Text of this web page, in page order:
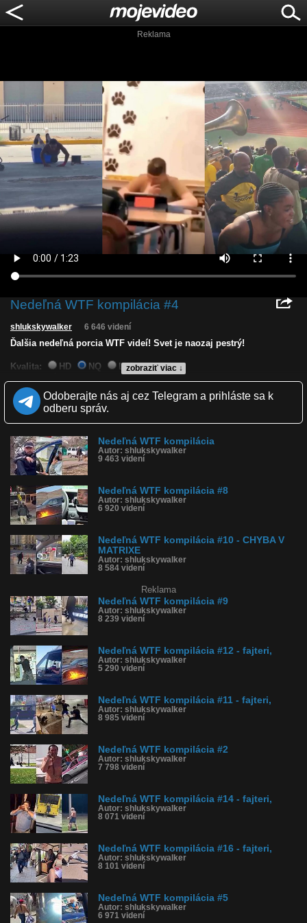
Reklama
Nedeľná WTF kompilácia #4
zobraziť viac ↓
shlukskywalker 6 646 videní
Ďalšia nedeľná porcia WTF videí! Svet je naozaj pestrý!
Kvalita: HD NQ
LQ
Zverejnené: 7.12.2025 16:16
Páči sa: 20% (15 hlasov)
Obľúbené: 1
Komentárov: 4
Dľžka: 1:23
Tagy: wtf, kompilácia, čudáci, čudák, podivín, len wtf, wtf videá
História sledovanosti videa:
Odoberajte nás aj cez Telegram a prihláste sa k
odberu správ.
Nedeľná WTF kompilácia
Autor: shlukskywalker
9 463 videní
Nedeľná WTF kompilácia #8
Autor: shlukskywalker
6 920 videní
Nedeľná WTF kompilácia #10 - CHYBA V
MATRIXE
Autor: shlukskywalker
8 584 videní
Reklama
Nedeľná WTF kompilácia #9
Autor: shlukskywalker
8 239 videní
Nedeľná WTF kompilácia #12 - fajteri,
Autor: shlukskywalker
5 290 videní
Nedeľná WTF kompilácia #11 - fajteri,
Autor: shlukskywalker
8 985 videní
Nedeľná WTF kompilácia #2
Autor: shlukskywalker
7 798 videní
Nedeľná WTF kompilácia #14 - fajteri,
Autor: shlukskywalker
8 071 videní
Nedeľná WTF kompilácia #16 - fajteri,
Autor: shlukskywalker
8 101 videní
Nedeľná WTF kompilácia #5
Autor: shlukskywalker
6 971 videní